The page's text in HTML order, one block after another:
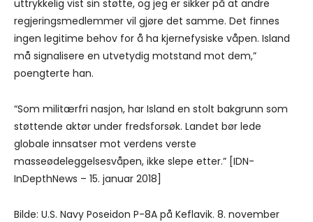
uttrykkelig vist sin støtte, og jeg er sikker på at andre
regjeringsmedlemmer vil gjøre det samme. Det finnes
ingen legitime behov for å ha kjernefysiske våpen. Island
må signalisere en utvetydig motstand mot dem,”
poengterte han.
“Som militærfri nasjon, har Island en stolt bakgrunn som
støttende aktør under fredsforsøk. Landet bør lede
globale innsatser mot verdens verste
masseødeleggelsesvåpen, ikke slepe etter.” [IDN-
InDepthNews – 15. januar 2018]
Bilde: U.S. Navy Poseidon P-8A på Keflavik. 8. november